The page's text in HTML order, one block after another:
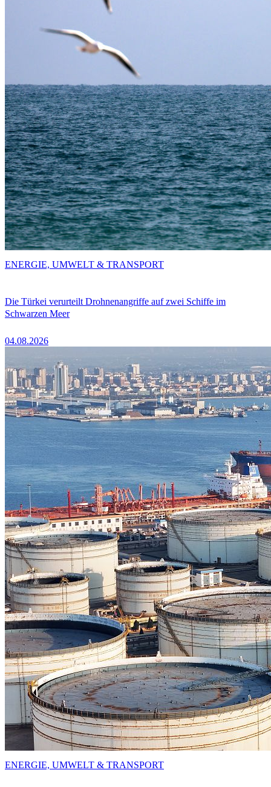
Die Türkei verurteilt Drohnenangriffe auf zwei Schiffe im
Schwarzen Meer
04.08.2026
ENERGIE, UMWELT & TRANSPORT
ENERGIE, UMWELT & TRANSPORT